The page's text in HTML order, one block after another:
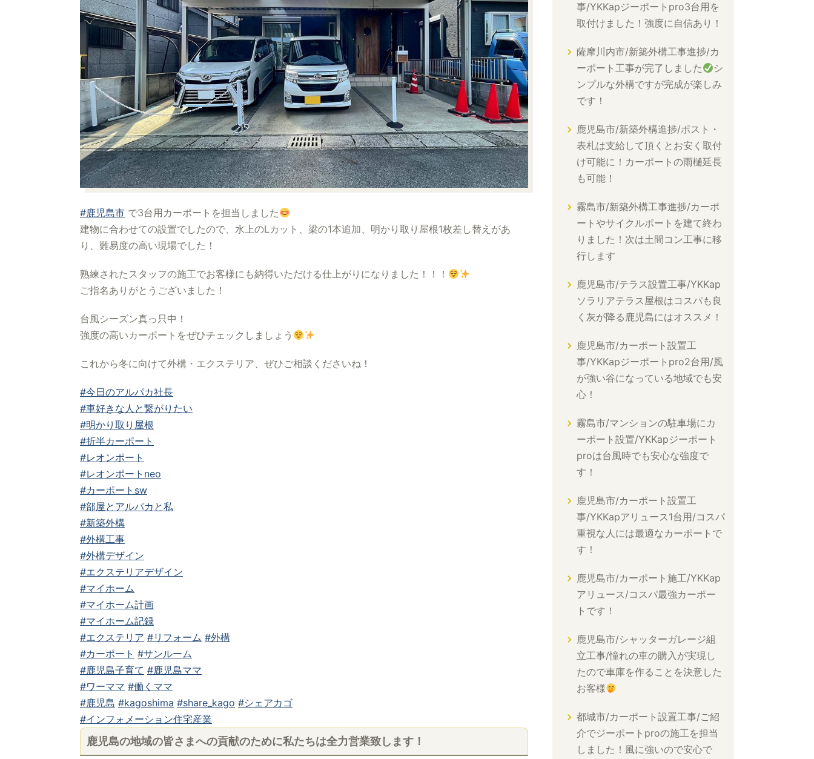
#鹿児島市 で3台用カーポートを担当しました
建物に合わせての設置でしたので、水上のLカット、梁の1本追加、明かり取り屋根1枚差し替えがあ
り、難易度の高い現場でした！
熟練されたスタッフの施工でお客様にも納得いただける仕上がりになりました！！！
ご指名ありがとうございました！
台風シーズン真っ只中！
強度の高いカーポートをぜひチェックしましょう
これから冬に向けて外構・エクステリア、ぜひご相談くださいね！
#今日のアルパカ社長
#車好きな人と繋がりたい
#明かり取り屋根
#折半カーポート
#レオンポート
#レオンポートneo
#カーポートsw
#部屋とアルパカと私
#新築外構
#外構工事
#外構デザイン
#エクステリアデザイン
#マイホーム
#マイホーム計画
#マイホーム記録
#エクステリア #リフォーム #外構
#カーポート #サンルーム
#鹿児島子育て #鹿児島ママ
#ワーママ #働くママ
#鹿児島 #kagoshima #share_kago #シェアカゴ
#インフォメーション住宅産業
鹿児島の地域の皆さまへの貢献のために私たちは全力営業致します！
事/YKKapジーポートpro3台用を
取付けました！強度に自信あり！
薩摩川内市/新築外構工事進捗/カ
ーポート工事が完了しました
シ
ンプルな外構ですが完成が楽しみ
です！
鹿児島市/新築外構進捗/ポスト・
表札は支給して頂くとお安く取付
け可能に！カーポートの雨樋延長
も可能！
霧島市/新築外構工事進捗/カーポ
ートやサイクルポートを建て終わ
りました！次は土間コン工事に移
行します
鹿児島市/テラス設置工事/YKKap
ソラリアテラス屋根はコスパも良
く灰が降る鹿児島にはオススメ！
鹿児島市/カーポート設置工
事/YKKapジーポートpro2台用/風
が強い谷になっている地域でも安
心！
霧島市/マンションの駐車場にカ
ーポート設置/YKKapジーポート
proは台風時でも安心な強度で
す！
鹿児島市/カーポート設置工
事/YKKapアリュース1台用/コスパ
重視な人には最適なカーポートで
す！
鹿児島市/カーポート施工/YKKap
アリュース/コスパ最強カーポー
トです！
鹿児島市/シャッターガレージ組
立工事/憧れの車の購入が実現し
たので車庫を作ることを決意した
お客様
都城市/カーポート設置工事/ご紹
介でジーポートproの施工を担当
しました！風に強いので安心で